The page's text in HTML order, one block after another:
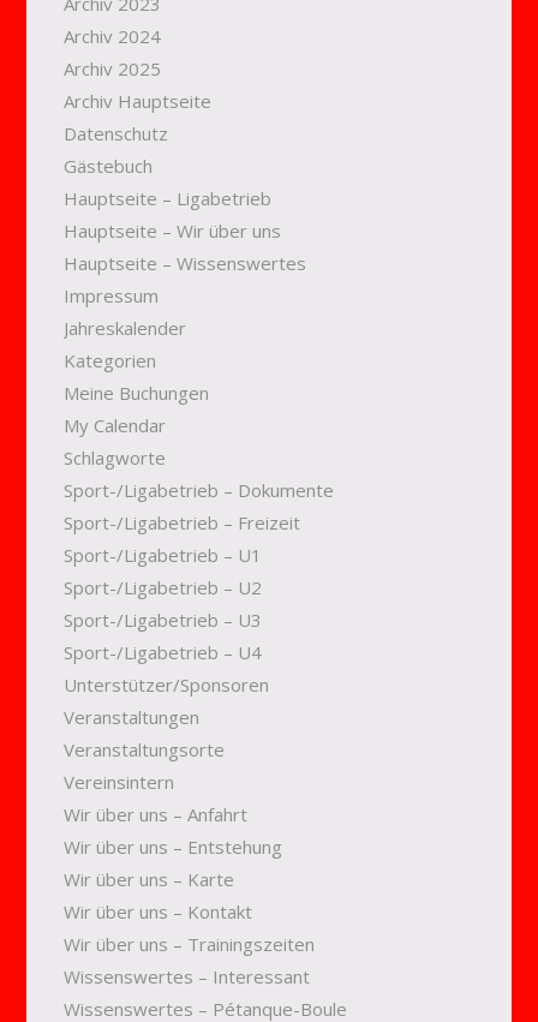
Archiv 2024
Archiv 2025
Archiv Hauptseite
Datenschutz
Gästebuch
Hauptseite – Ligabetrieb
Hauptseite – Wir über uns
Hauptseite – Wissenswertes
Impressum
Jahreskalender
Kategorien
Meine Buchungen
My Calendar
Schlagworte
Sport-/Ligabetrieb – Dokumente
Sport-/Ligabetrieb – Freizeit
Sport-/Ligabetrieb – U1
Sport-/Ligabetrieb – U2
Sport-/Ligabetrieb – U3
Sport-/Ligabetrieb – U4
Unterstützer/Sponsoren
Veranstaltungen
Veranstaltungsorte
Vereinsintern
Wir über uns – Anfahrt
Wir über uns – Entstehung
Wir über uns – Karte
Wir über uns – Kontakt
Wir über uns – Trainingszeiten
Wissenswertes – Interessant
Wissenswertes – Pétanque-Boule